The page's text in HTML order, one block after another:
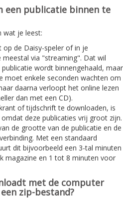
een publicatie binnen te
wat je leest:
op de Daisy-speler of in je
via "streaming". Dat wil
wordt binnengehaald, maar
moet enkele seconden wachten om
daarna verloopt het online lezen
dan met een CD).
of tijdschrift te downloaden, is
deze publicaties vrij groot zijn.
de grootte van de publicatie en de
Met een standaard
dit bijvoorbeeld een 3-tal minuten
magazine en 1 tot 8 minuten voor
met de computer
zip-bestand?